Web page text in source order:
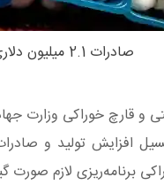
صادرات 2.1 میلیون دلاری قارچ در نیمه نخست سال
و قارچ خوراکی وزارت
افزایش تولید و
برنامه‌ریزی لازم صورت